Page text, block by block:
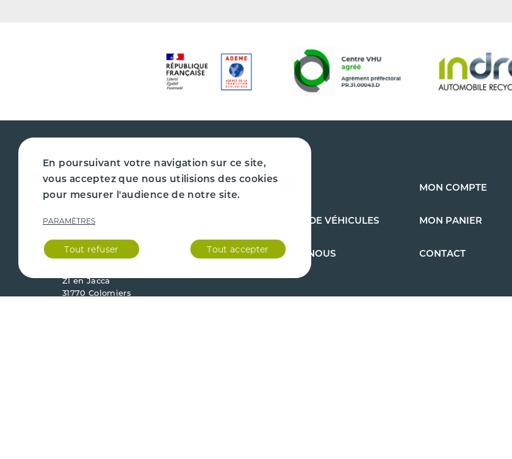
CAZENAVE PIÈCES AUTO
Du lundi au vendredi
Fermé le samedi et dimanche.
ZI en Jacca
31770 Colomiers
ENLÈVEMENT DE VÉHICULES
QUI SOMMES-NOUS
MON COMPTE
MON PANIER
CONTACT
En poursuivant votre navigation sur ce site,
vous acceptez que nous utilisions des cookies
pour mesurer l'audience de notre site.
PARAMÈTRES
Tout refuser Tout accepter